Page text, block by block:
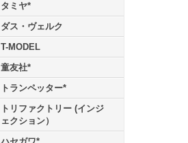
タミヤ*
ダス・ヴェルク
T-MODEL
童友社*
トランペッター*
トリファクトリー (インジ
ェクション）